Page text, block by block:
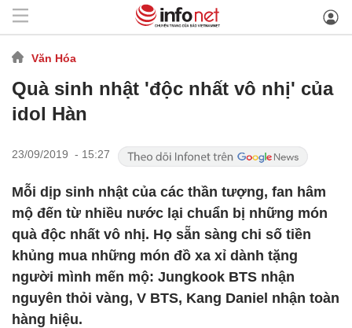
Văn Hóa
Quà sinh nhật 'độc nhất vô nhị' của
idol Hàn
23/09/2019 - 15:27
Mỗi dịp sinh nhật của các thần tượng, fan hâm
mộ đến từ nhiều nước lại chuẩn bị những món
quà độc nhất vô nhị. Họ sẵn sàng chi số tiền
khủng mua những món đồ xa xỉ dành tặng
người mình mến mộ: Jungkook BTS nhận
nguyên thỏi vàng, V BTS, Kang Daniel nhận toàn
hàng hiệu.